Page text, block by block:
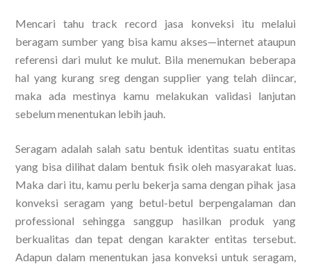
Mencari tahu track record jasa konveksi itu melalui
beragam sumber yang bisa kamu akses—internet ataupun
referensi dari mulut ke mulut. Bila menemukan beberapa
hal yang kurang sreg dengan supplier yang telah diincar,
maka ada mestinya kamu melakukan validasi lanjutan
sebelum menentukan lebih jauh.
Seragam adalah salah satu bentuk identitas suatu entitas
yang bisa dilihat dalam bentuk fisik oleh masyarakat luas.
Maka dari itu, kamu perlu bekerja sama dengan pihak jasa
konveksi seragam yang betul-betul berpengalaman dan
professional sehingga sanggup hasilkan produk yang
berkualitas dan tepat dengan karakter entitas tersebut.
Adapun dalam menentukan jasa konveksi untuk seragam,